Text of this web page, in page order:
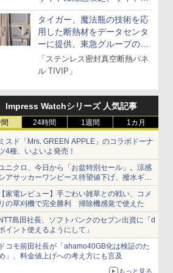
とドメイン名を公表
タイガー、魔法瓶の技術を応
用した断熱材をデータセンタ
ーに提供、東急グループの実
証実験で
「ステンレス密封真空断熱パネ
ル TIVIP」
Impress Watchシリーズ 人気記事
24時間 1週間 1カ月
スド「Mrs. GREEN APPLE」のコラボドーナ
4種、いよいよ発売！
ニクロ、今日から「お盆特別セール」。涼感
アサッカーワンピース待望値下げ、撥水ギア
ョーツは1990円に
家電レビュー】手ごわい雑草との戦い、コメ
の草刈機で完全勝利 掃除機感覚で使えた
島田社長、ソフトバンクのセブン出資に「d
イント使えるようにして」
コモ前田社長が「ahamo40GB化は検証のた
」、料金値上げへの考え方にも言及
もっと見る